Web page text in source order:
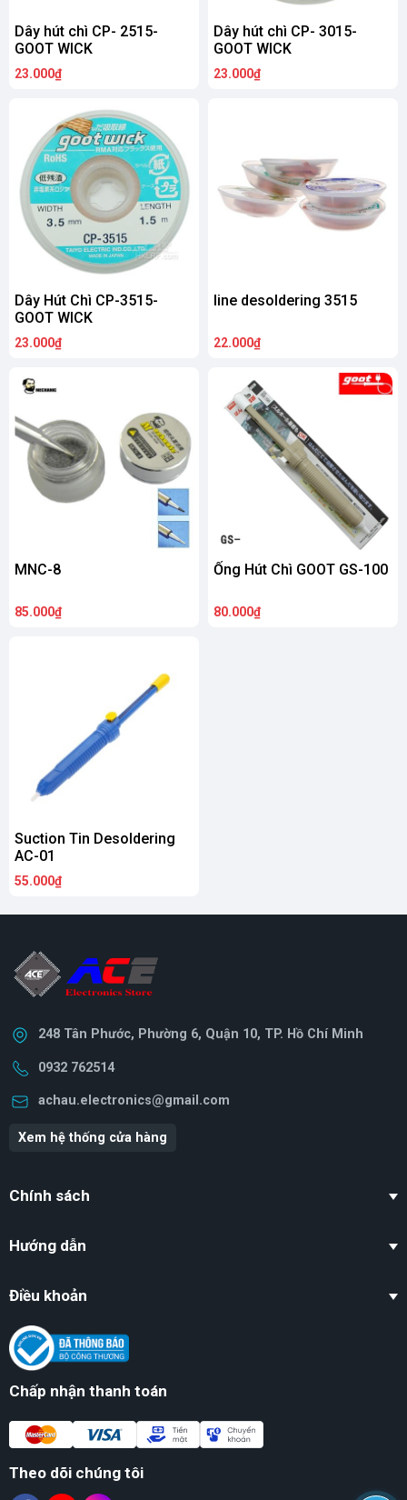
Dây hút chì CP- 2515-
GOOT WICK
23.000₫
Dây hút chì CP- 3015-
GOOT WICK
23.000₫
Dây Hút Chì CP-3515-
GOOT WICK
23.000₫
line desoldering 3515
22.000₫
MNC-8
85.000₫
Ống Hút Chì GOOT GS-100
80.000₫
Suction Tin Desoldering
AC-01
55.000₫
248 Tân Phước, Phường 6, Quận 10, TP. Hồ Chí Minh
0932 762514
achau.electronics@gmail.com
Xem hệ thống cửa hàng
Chính sách
Hướng dẫn
Điều khoản
Chấp nhận thanh toán
Theo dõi chúng tôi